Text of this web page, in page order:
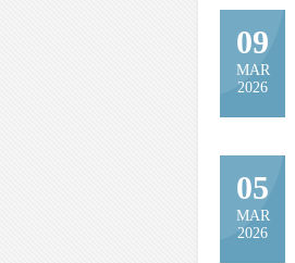
09
MAR
2026
05
MAR
2026